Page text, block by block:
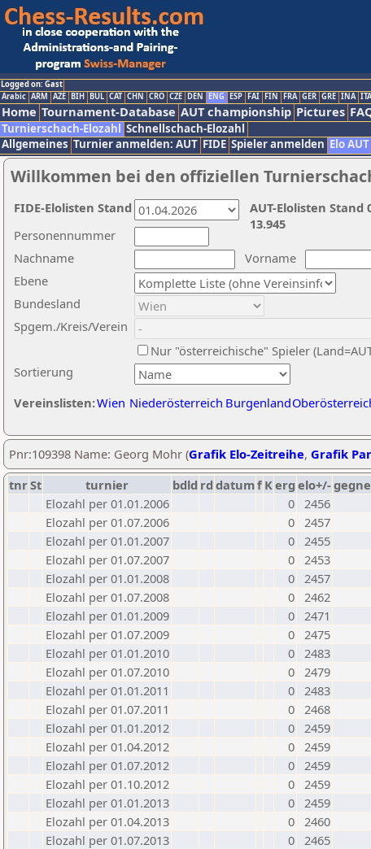
Logged on: Gast
Arabic ARM AZE BIH BUL CAT CHN CRO CZE DEN ENG ESP FAI FIN FRA GER GRE INA ITA
Home Tournament-Database AUT championship Pictures
Turnierschach-Elozahl Schnellschach-Elozahl
Allgemeines Turnier anmelden: AUT FIDE Spieler anmelden Elo AUT
Willkommen bei den offiziellen
Nachname
Vorname
Ebene
Sortierung
Personennummer
Bundesland
Spgem./Kreis/Verein
Nur "österreichische" Spieler
Vereinslisten:Wien Niederösterreich Burgenland
AUT-Elolisten Stand
13.945
FIDE-Elolisten Stand
Pnr:109398 Name: Georg Mohr (Grafik Elo-Zeitreihe, Grafik
tnrSt turnier bdld rd datumf Kerg elo+/-
Elozahl per 01.01.2006
0 2456
Elozahl per 01.07.2006
0 2457
Elozahl per 01.01.2007
0 2455
Elozahl per 01.07.2007
0 2453
Elozahl per 01.01.2008
0 2457
Elozahl per 01.07.2008
0 2462
Elozahl per 01.01.2009
0 2471
Elozahl per 01.07.2009
0 2475
Elozahl per 01.01.2010
0 2483
Elozahl per 01.07.2010
0 2479
Elozahl per 01.01.2011
0 2483
Elozahl per 01.07.2011
0 2468
Elozahl per 01.01.2012
0 2459
Elozahl per 01.04.2012
0 2459
Elozahl per 01.07.2012
0 2459
Elozahl per 01.10.2012
0 2459
Elozahl per 01.01.2013
0 2459
Elozahl per 01.04.2013
0 2460
Elozahl per 01.07.2013
0 2465